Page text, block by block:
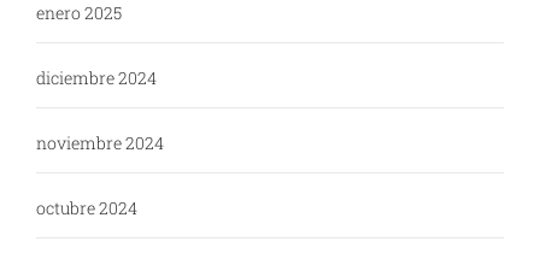
enero 2025
diciembre 2024
noviembre 2024
octubre 2024